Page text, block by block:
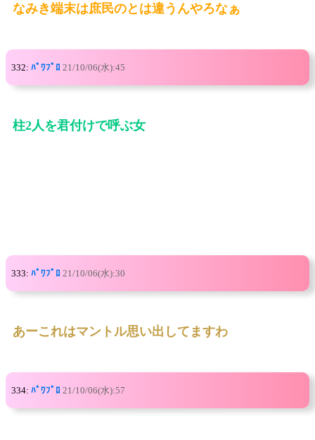
なみき端末は庶民のとは違うんやろなぁ
332: ﾊﾟﾜﾌﾟﾛ 21/10/06(水):45
柱2人を君付けで呼ぶ女
333: ﾊﾟﾜﾌﾟﾛ 21/10/06(水):30
あーこれはマントル思い出してますわ
334: ﾊﾟﾜﾌﾟﾛ 21/10/06(水):57